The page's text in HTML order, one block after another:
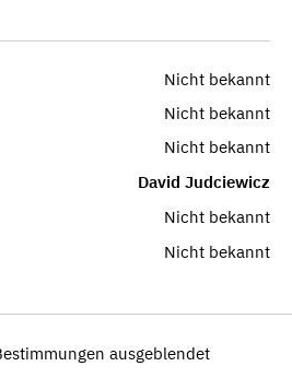
Nicht bekannt
Nicht bekannt
Nicht bekannt
David Judciewicz
Nicht bekannt
Nicht bekannt
ausgeblendet